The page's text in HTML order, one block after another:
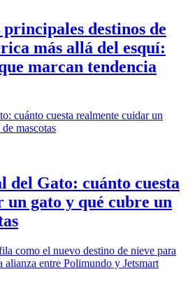
destinos de
más allá del esquí:
marcan tendencia
del Gato: cuánto cuesta
gato y qué cubre un